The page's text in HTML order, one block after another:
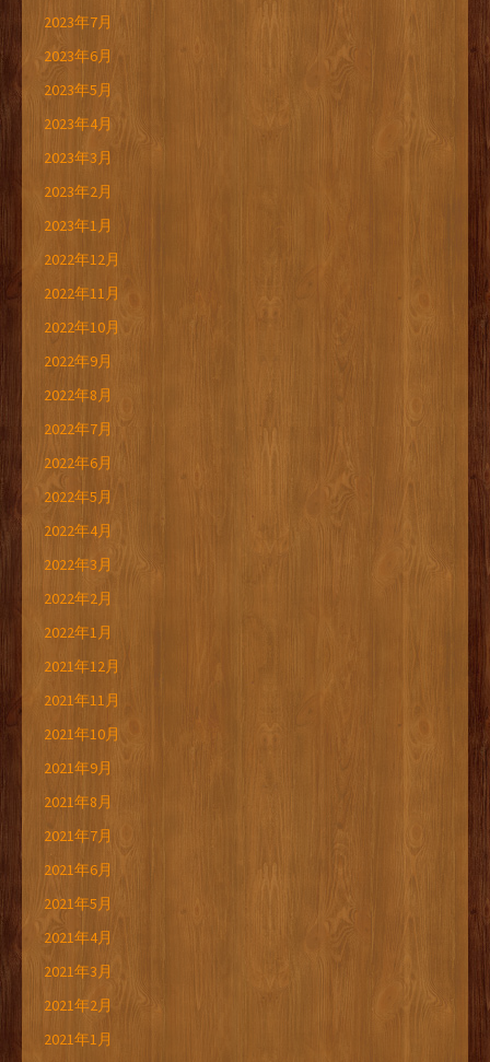
2023年7月
2023年6月
2023年5月
2023年4月
2023年3月
2023年2月
2023年1月
2022年12月
2022年11月
2022年10月
2022年9月
2022年8月
2022年7月
2022年6月
2022年5月
2022年4月
2022年3月
2022年2月
2022年1月
2021年12月
2021年11月
2021年10月
2021年9月
2021年8月
2021年7月
2021年6月
2021年5月
2021年4月
2021年3月
2021年2月
2021年1月